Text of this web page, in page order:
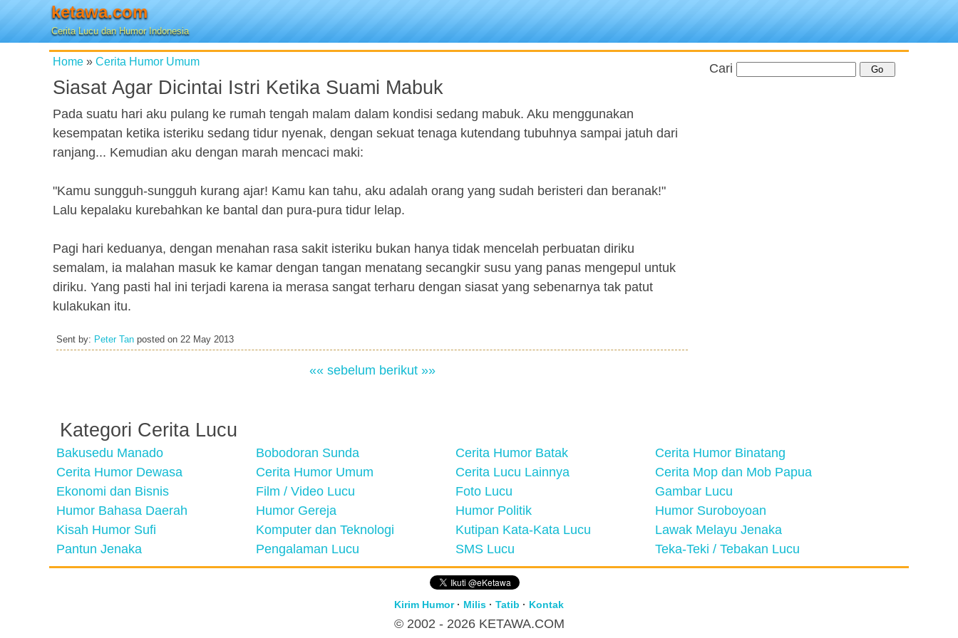
ketawa.com
Cerita Lucu dan Humor Indonesia
Home » Cerita Humor Umum
Siasat Agar Dicintai Istri Ketika Suami Mabuk
Pada suatu hari aku pulang ke rumah tengah malam dalam kondisi sedang mabuk. Aku menggunakan
kesempatan ketika isteriku sedang tidur nyenak, dengan sekuat tenaga kutendang tubuhnya sampai jatuh dari
ranjang... Kemudian aku dengan marah mencaci maki:
"Kamu sungguh-sungguh kurang ajar! Kamu kan tahu, aku adalah orang yang sudah beristeri dan beranak!"
Lalu kepalaku kurebahkan ke bantal dan pura-pura tidur lelap.
Pagi hari keduanya, dengan menahan rasa sakit isteriku bukan hanya tidak mencelah perbuatan diriku
semalam, ia malahan masuk ke kamar dengan tangan menatang secangkir susu yang panas mengepul untuk
diriku. Yang pasti hal ini terjadi karena ia merasa sangat terharu dengan siasat yang sebenarnya tak patut
kulakukan itu.
Sent by: Peter Tan posted on 22 May 2013
«« sebelum berikut »»
Cari
Kategori Cerita Lucu
Bakusedu Manado Bobodoran Sunda Cerita Humor Batak
Cerita Humor Binatang
Cerita Humor Dewasa
Cerita Humor Umum Cerita Lucu Lainnya
Cerita Mop dan Mob Papua
Ekonomi dan Bisnis
Film / Video Lucu Foto Lucu
Gambar Lucu
Humor Bahasa Daerah
Humor Gereja Humor Politik
Humor Suroboyoan
Kisah Humor Sufi
Komputer dan Teknologi Kutipan Kata-Kata Lucu
Lawak Melayu Jenaka
Pantun Jenaka
Pengalaman Lucu SMS Lucu Teka-Teki / Tebakan Lucu
Kirim Humor· Milis · Tatib · Kontak
© 2002 - 2026 KETAWA.COM